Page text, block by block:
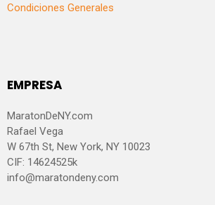
Condiciones Generales
EMPRESA
MaratonDeNY.com
Rafael Vega
W 67th St, New York, NY 10023
CIF: 14624525k
info@maratondeny.com